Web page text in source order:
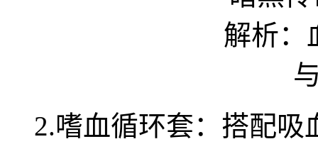
2.嗜血循环套：搭配吸